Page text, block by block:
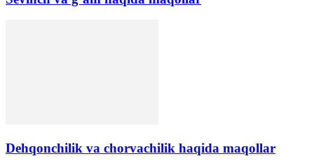
Dehqonchilik va chorvachilik haqida maqollar